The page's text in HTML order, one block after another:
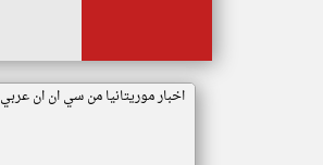
اخبار موريتانيا من سي ان ان عربي